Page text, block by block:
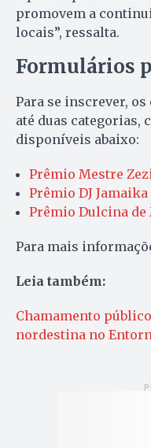
promovem a
locais”, ressalta.
Formulários
Para se inscrever,
até duas categorias,
disponíveis abaixo:
Prêmio Mestre
Prêmio DJ Jamaika
Prêmio Dulcina de
Para mais
Leia também:
Chamamento
nordestina no